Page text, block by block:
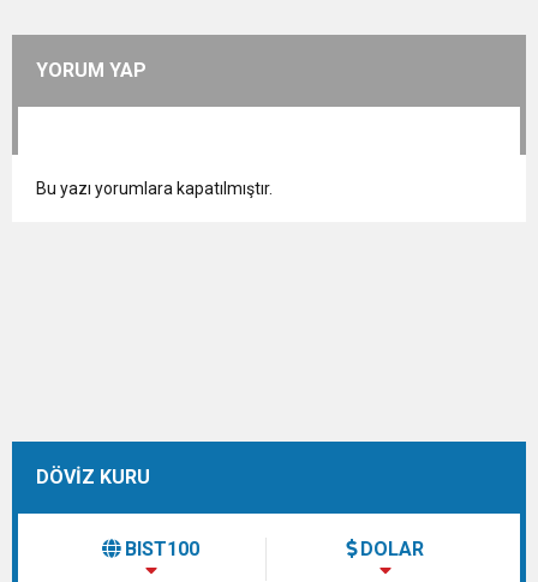
YORUM YAP
Bu yazı yorumlara kapatılmıştır.
DÖVİZ KURU
BIST100 DOLAR